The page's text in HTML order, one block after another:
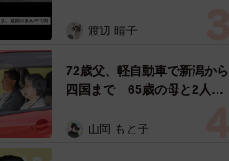
ようとした4日間 「命の重
表の訴え
渡辺 晴子
72歳父、軽自動車で新潟から
四国まで 65歳の母と2人で
憩まで分刻み… 「大学生で
山岡 もと子